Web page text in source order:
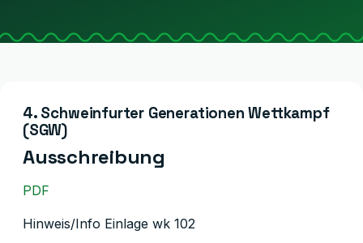
4. Schweinfurter Generationen Wettkampf
(SGW)
Ausschreibung
PDF
Hinweis/Info Einlage wk 102